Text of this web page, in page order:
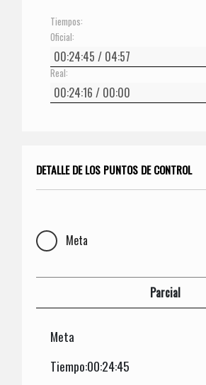
Tiempos:
Oficial:
Real:
DETALLE DE LOS PUNTOS DE CONTROL
Meta
Parcial
Meta
Tiempo:00:24:45